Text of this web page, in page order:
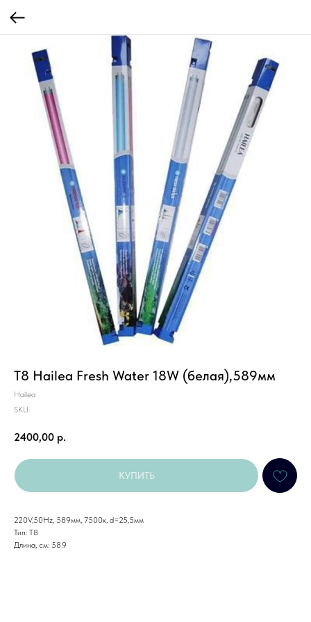
T8 Hailea Fresh Water 18W (белая),589мм
Hailea
SKU:
2400,00 р.
КУПИТЬ
220V,50Hz, 589мм, 7500к, d=25,5мм
Тип: T8
Длина, см: 58.9